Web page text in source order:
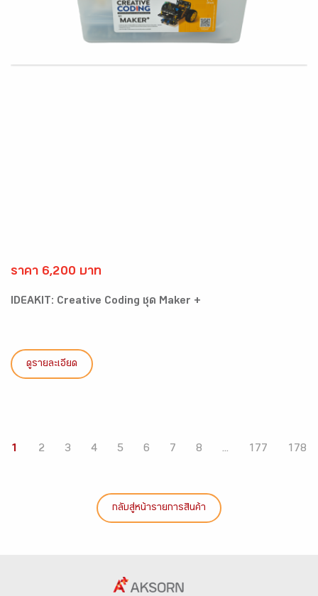
ราคา 6,200 บาท
IDEAKIT: Creative Coding ชุด Maker +
ดูรายละเอียด
1 2 3 4 5 6 7 8 ... 177 178
กลับสู่หน้ารายการสินค้า